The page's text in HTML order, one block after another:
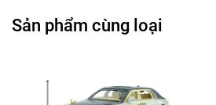
Sản phẩm cùng loại